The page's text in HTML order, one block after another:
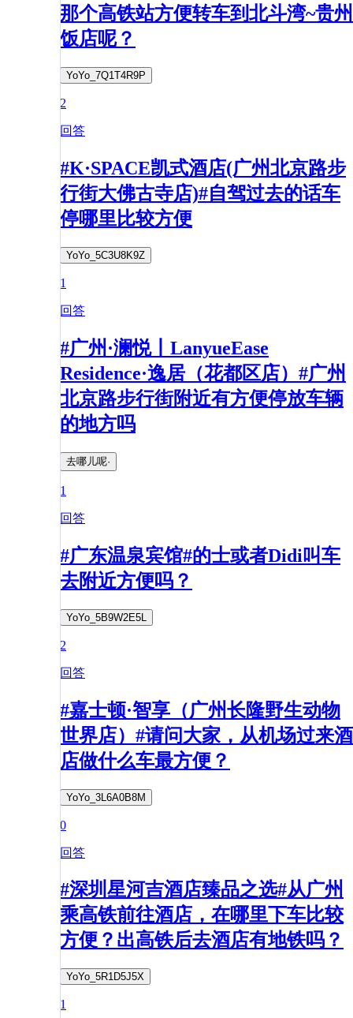
那个高铁站方便转车到北斗湾~贵州
饭店呢？
YoYo_7Q1T4R9P
2
回答
#K·SPACE凯式酒店(广州北京路步
行街大佛古寺店)#自驾过去的话车
停哪里比较方便
YoYo_5C3U8K9Z
1
回答
#广州·澜悦丨LanyueEase
Residence·逸居（花都区店）#广州
北京路步行街附近有方便停放车辆
的地方吗
去哪儿呢·
1
回答
#广东温泉宾馆#的士或者Didi叫车
去附近方便吗？
YoYo_5B9W2E5L
2
回答
#嘉士顿·智享（广州长隆野生动物
世界店）#请问大家，从机场过来酒
店做什么车最方便？
YoYo_3L6A0B8M
0
回答
#深圳星河吉酒店臻品之选#从广州
乘高铁前往酒店，在哪里下车比较
方便？出高铁后去酒店有地铁吗？
YoYo_5R1D5J5X
1